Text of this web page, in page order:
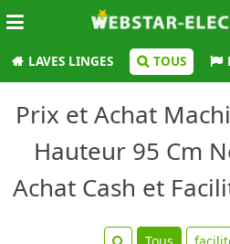
LAVES LINGES TOUS
Prix et Achat
Hauteur 95 Cm
Achat Cash et